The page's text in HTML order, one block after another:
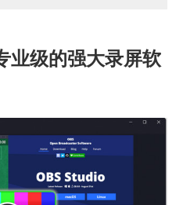
级的强大录屏软